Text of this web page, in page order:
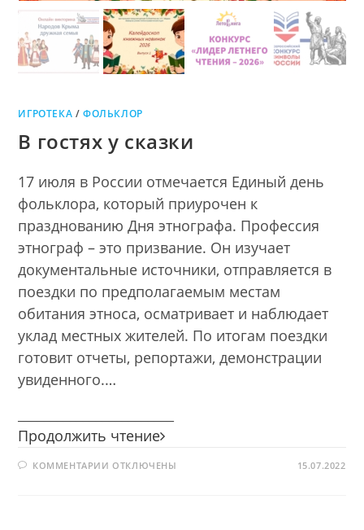
ИГРОТЕКА /ФОЛЬКЛОР
В гостях у сказки
17 июля в России отмечается Единый день
фольклора, который приурочен к
празднованию Дня этнографа. Профессия
этнограф – это призвание. Он изучает
документальные источники, отправляется в
поездки по предполагаемым местам
обитания этноса, осматривает и наблюдает
уклад местных жителей. По итогам поездки
готовит отчеты, репортажи, демонстрации
увиденного.…
Продолжить чтение В
у
КОММЕНТАРИИ К
ОТКЛЮЧЕНЫ 15.07.2022